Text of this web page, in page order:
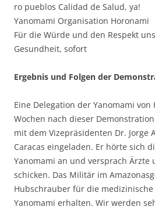
ro pueblos Calidad de Salud, ya!
Yanomami Organisation Horonami
Für die Würde und den Respekt
Gesundheit, sofort
Ergebnis und Folgen der
Eine Delegation der Yanomami
Wochen nach dieser
mit dem Vizepräsidenten Dr. Jorge
Caracas eingeladen. Er hörte sich
Yanomami an und versprach Ärzte
schicken. Das Militär im
Hubschrauber für die
Yanomami erhalten. Wir werden